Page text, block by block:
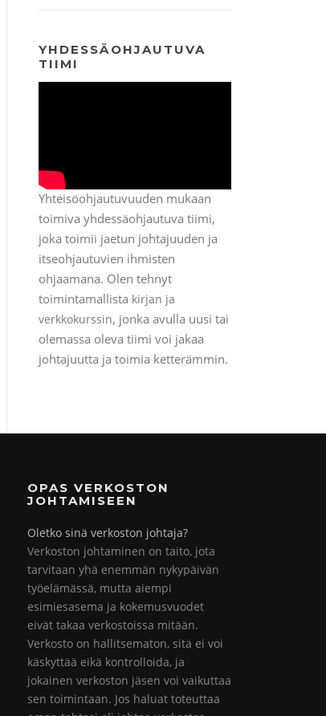
YHDESSÄOHJAUTUVA
TIIMI
Yhteisöohjautuvuuden mukaan
toimiva yhdessäohjautuva tiimi,
joka toimii jaetun johtajuuden ja
itseohjautuvien ihmisten
ohjaamana. Olen tehnyt
toimintamallista kirjan ja
verkkokurssin, jonka avulla uusi tai
olemassa oleva tiimi voi jakaa
johtajuutta ja toimia ketterämmin.
OPAS VERKOSTON
JOHTAMISEEN
Oletko sinä verkoston johtaja?
Verkoston johtaminen on taito, jota
tarvitaan yhä enemmän nykypäivän
työelämässä, mutta aiempi
esimiesasema ja kokemusvuodet
eivät takaa verkostoissa mitään.
Verkosto on hallitsematon, sitä ei voi
käskyttää eikä kontrolloida, ja
jokainen verkoston jäsen voi vaikuttaa
sen toimintaan. Jos haluat toteuttaa